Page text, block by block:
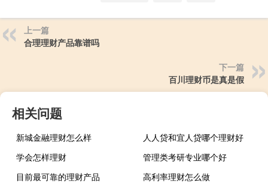
上一篇
合理理财产品靠谱吗
下一篇
百川理财币是真是假
相关问题
新城金融理财怎么样
人人贷和宜人贷哪个理财好
学会怎样理财
管理类考研专业哪个好
目前最可靠的理财产品
高利率理财怎么做